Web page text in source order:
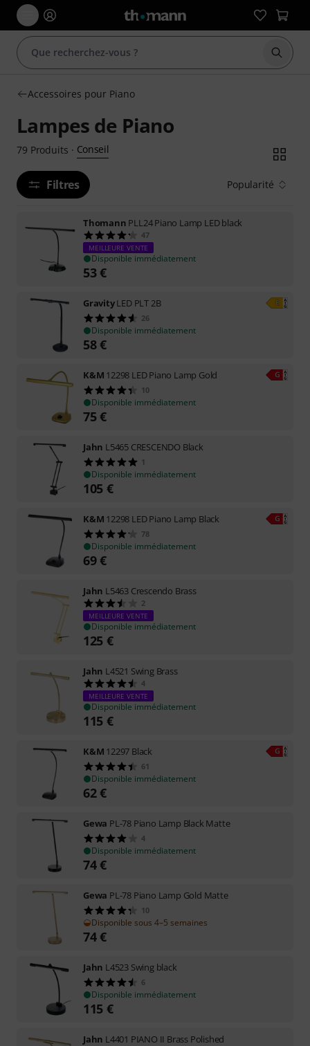
Accessoires pour Piano
Lampes de Piano
79 Produits · Conseil
Filtres Popularité
Thomann PLL24 Piano Lamp LED black
47
MEILLEURE VENTE
Disponible immédiatement
53€
GravityLED PLT 2B
26
Disponible immédiatement
58€
K&M 12298 LED Piano Lamp Gold
10
Disponible immédiatement
75€
Jahn L5465 CRESCENDO Black
1
Disponible immédiatement
105 €
K&M 12298 LED Piano Lamp Black
78
Disponible immédiatement
69€
Jahn L5463 Crescendo Brass
2
MEILLEURE VENTE
Disponible immédiatement
125 €
Jahn L4521 Swing Brass
4
MEILLEURE VENTE
Disponible immédiatement
115 €
K&M 12297 Black
61
Disponible immédiatement
62€
Gewa PL-78 Piano Lamp Black Matte
4
Disponible immédiatement
74€
Gewa PL-78 Piano Lamp Gold Matte
10
Disponible sous 4–5 semaines
74€
Jahn L4523 Swing black
6
Disponible immédiatement
115 €
Jahn L4401 PIANO II Brass Polished